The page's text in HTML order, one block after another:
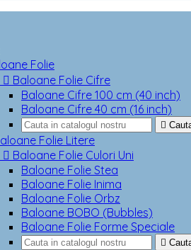
Folie
 Baloane Folie Cifre
Baloane Cifre 100 cm (40 inch)
Baloane Cifre 40 cm (16 inch)

Folie Litere
 Baloane Folie Culori Uni
Baloane Folie Stea
Baloane Folie Inima
Baloane Folie Orbz
Baloane BOBO (Bubbles)
Baloane Folie Forme Speciale
